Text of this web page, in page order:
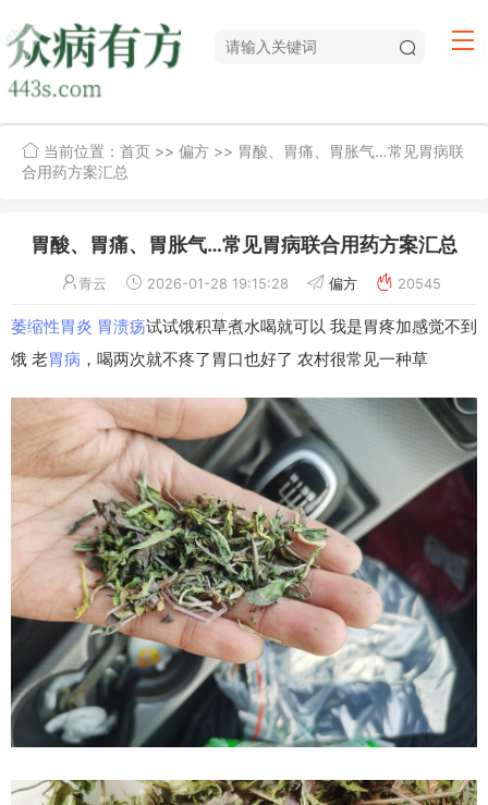
当前位置： 首页 >> 偏方 >> 胃酸、胃痛、胃胀气…常见胃病联
合用药方案汇总
胃酸、胃痛、胃胀气…常见胃病联合用药方案汇总
青云 2026-01-28 19:15:28 偏方 20545
萎缩性胃炎 胃溃疡试试饿积草煮水喝就可以 我是胃疼加感觉不到
饿 老胃病 ，喝两次就不疼了胃口也好了 农村很常见一种草